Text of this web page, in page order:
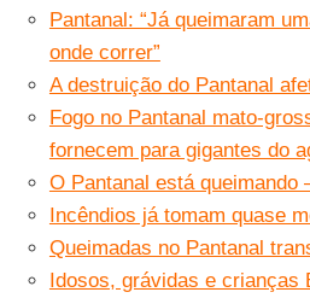
Pantanal: “Já queimaram
onde correr”
A destruição do Pantanal
Fogo no Pantanal mato-
fornecem para gigantes do
O Pantanal está queimando
Incêndios já tomam quase
Queimadas no Pantanal
Idosos, grávidas e crianças